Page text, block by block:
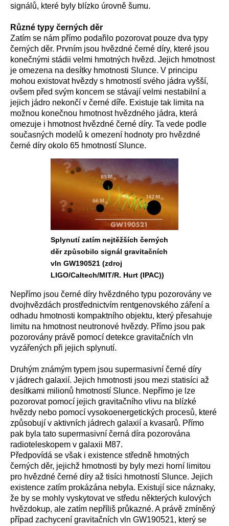
signálů, které byly blízko úrovně šumu.
Různé typy černých děr
Zatím se nám přímo podařilo pozorovat pouze dva typy
černých děr. Prvním jsou hvězdné černé díry, které jsou
konečnými stádii velmi hmotných hvězd. Jejich hmotnost
je omezena na desítky hmotnosti Slunce. V principu
mohou existovat hvězdy s hmotností svého jádra vyšší,
ovšem před svým koncem se stávají velmi nestabilní a
jejich jádro nekončí v černé díře. Existuje tak limita na
možnou konečnou hmotnost hvězdného jádra, která
omezuje i hmotnost hvězdné černé díry. Ta vede podle
současných modelů k omezení hodnoty pro hvězdné
černé díry okolo 65 hmotností Slunce.
Splynutí zatím nejtěžších černých
děr způsobilo signál gravitačních
vln GW190521 (zdroj
LIGO/Caltech/MIT/R. Hurt (IPAC))
Nepřímo jsou černé díry hvězdného typu pozorovány ve
dvojhvězdách prostřednictvím rentgenovského záření a
odhadu hmotnosti kompaktního objektu, který přesahuje
limitu na hmotnost neutronové hvězdy. Přímo jsou pak
pozorovány právě pomocí detekce gravitačních vln
vyzářených při jejich splynutí.
Druhým známým typem jsou supermasivní černé díry
v jádrech galaxií. Jejich hmotnosti jsou mezi statisíci až
desítkami milionů hmotností Slunce. Nepřímo je lze
pozorovat pomocí jejich gravitačního vlivu na blízké
hvězdy nebo pomocí vysokoenergetických procesů, které
způsobují v aktivních jádrech galaxií a kvasarů. Přímo
pak byla tato supermasivní černá díra pozorována
radioteleskopem v galaxii M87.
Předpovídá se však i existence středně hmotných
černých děr, jejichž hmotnosti by byly mezi horní limitou
pro hvězdné černé díry až tisíci hmotností Slunce. Jejich
existence zatím prokázána nebyla. Existují sice náznaky,
že by se mohly vyskytovat ve středu některých kulových
hvězdokup, ale zatím nepříliš průkazné. A právě zmíněný
případ zachycení gravitačních vln GW190521, který se